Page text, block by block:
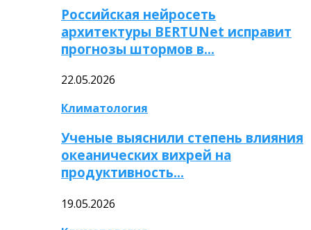
Российская нейросеть
архитектуры BERTUNet исправит
прогнозы штормов в…
22.05.2026
Климатология
Ученые выяснили степень влияния
океанических вихрей на
продуктивность…
19.05.2026